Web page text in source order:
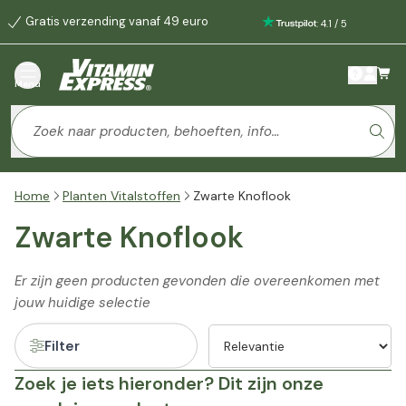
Gratis verzending vanaf 49 euro : 4.1 / 5
Menu
Home Planten Vitalstoffen Zwarte Knoflook
Zwarte Knoflook
Er zijn geen producten gevonden die overeenkomen met
jouw huidige selectie
Filter
Zoek je iets hieronder? Dit zijn onze